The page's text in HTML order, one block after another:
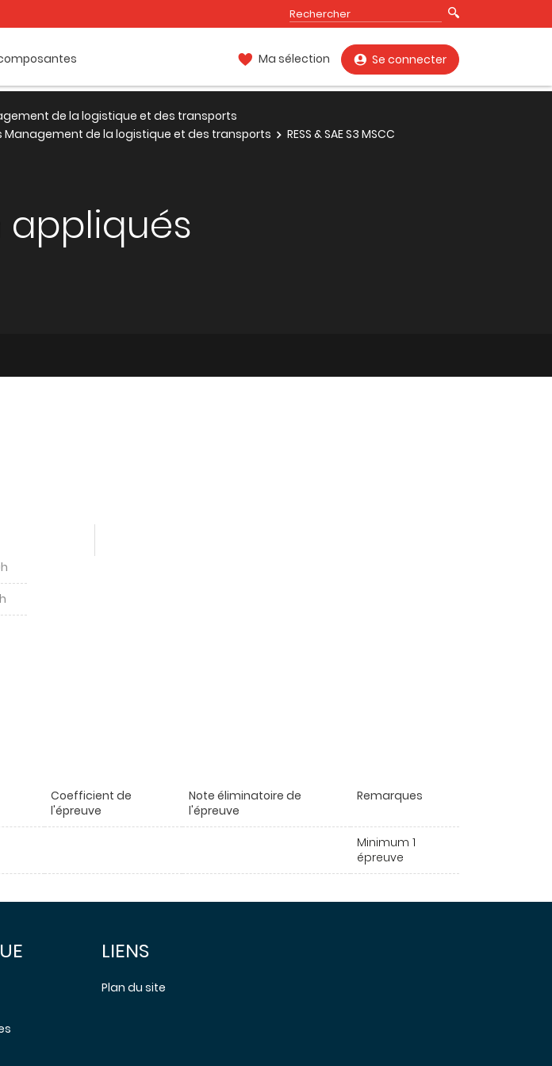
Ma sélection Se connecter
de la logistique et des transports
Management de la logistique et des transports
RESS & SAE S3 MSCC
appliqués
Coefficient de
l'épreuve
Note éliminatoire de
l'épreuve
Remarques
Minimum 1
épreuve
LIENS
Plan du site